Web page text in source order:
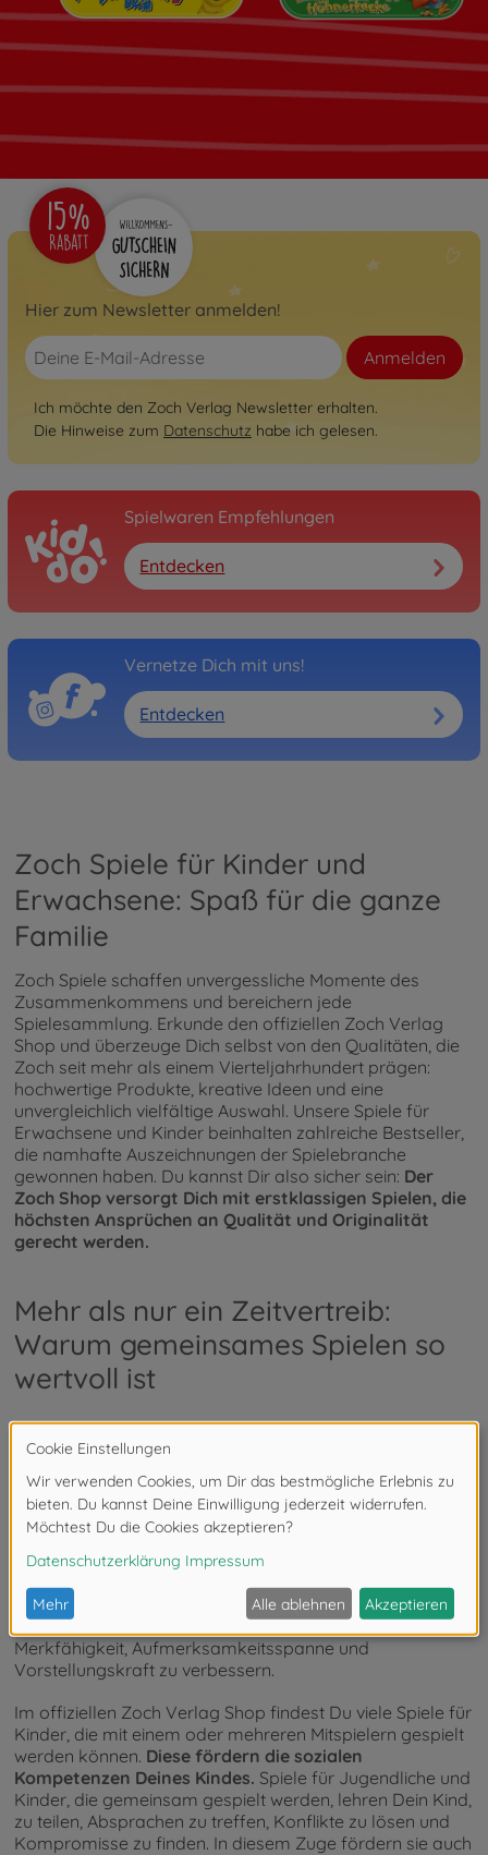
Hier zum Newsletter anmelden!
Anmelden
Ich möchte den Zoch Verlag Newsletter erhalten.
Die Hinweise zum Datenschutz habe ich gelesen.
Spielwaren Empfehlungen
Entdecken
Vernetze Dich mit uns!
Entdecken
Zoch Spiele für Kinder und
Erwachsene: Spaß für die ganze
Familie
Zoch Spiele schaffen unvergessliche Momente des
Zusammenkommens und bereichern jede
Spielesammlung. Erkunde den offiziellen Zoch Verlag
Shop und überzeuge Dich selbst von den Qualitäten, die
Zoch seit mehr als einem Vierteljahrhundert prägen:
hochwertige Produkte, kreative Ideen und eine
unvergleichlich vielfältige Auswahl. Unsere Spiele für
Erwachsene und Kinder beinhalten zahlreiche Bestseller,
die namhafte Auszeichnungen der Spielebranche
gewonnen haben. Du kannst Dir also sicher sein: Der
Zoch Shop versorgt Dich mit erstklassigen Spielen, die
höchsten Ansprüchen an Qualität und Originalität
gerecht werden.
Mehr als nur ein Zeitvertreib:
Warum gemeinsames Spielen so
wertvoll ist
Spiele sind eine Investition in den gemeinsamen Spaß und
auch in die Förderung Deines Kindes.
Der Umgang mit Spielen und Spielmaterialien, wie
Würfeln, Spielfiguren und Karten, schult die Feinmotorik
sowie die Augen-Hand-Koordination.
in der Ausführung verschiedenster Bewegungen und
lernt, diese zu koordinieren.
Zudem sprechen viele der
Spiele aus dem Zoch Shop Dein Kind auf kognitiver
Ebene an und unterstützen es zum Beispiel dabei, seine
Merkfähigkeit, Aufmerksamkeitsspanne und
Vorstellungskraft zu verbessern.
Im offiziellen Zoch Verlag Shop findest Du viele Spiele für
Kinder, die mit einem oder mehreren Mitspielern gespielt
werden können. Diese fördern die sozialen
Kompetenzen Deines Kindes. Spiele für Jugendliche und
Kinder, die gemeinsam gespielt werden, lehren Dein Kind,
zu teilen, Absprachen zu treffen, Konflikte zu lösen und
Kompromisse zu finden. In diesem Zuge fördern sie auch